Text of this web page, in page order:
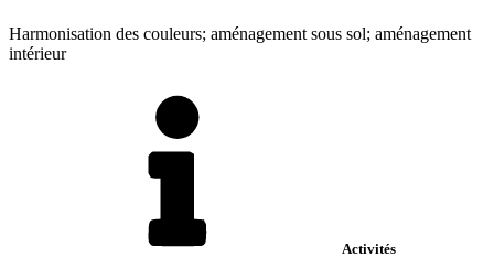
Harmonisation des couleurs; aménagement sous sol; aménagement
intérieur
Activités